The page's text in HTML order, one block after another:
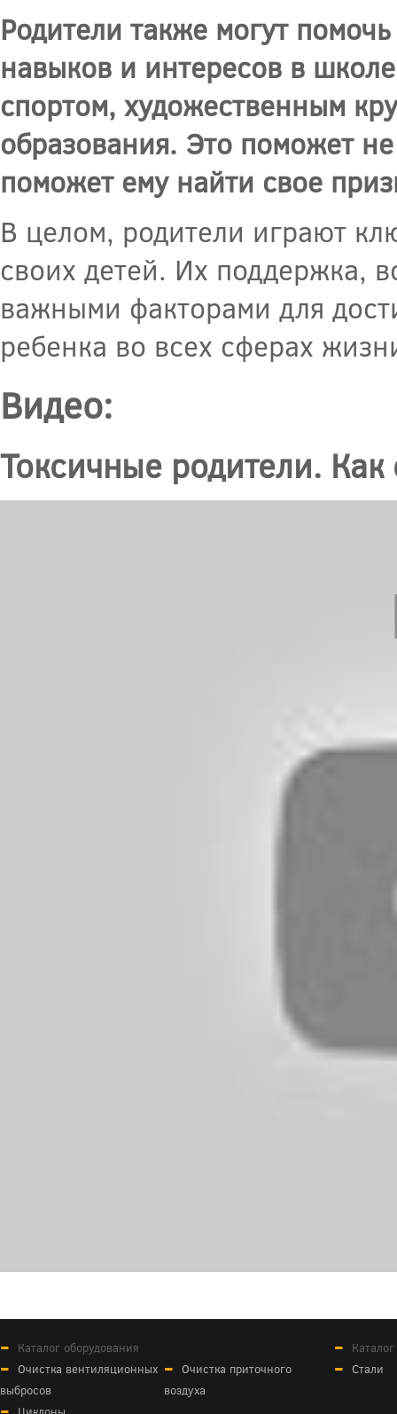
Родители также могут
навыков и интересов в
спортом, художественным
образования. Это поможет
поможет ему найти свое
В целом, родители играют
своих детей. Их поддержка,
важными факторами для
ребенка во всех сферах
Видео:
Токсичные родители.
Каталог оборудования
Очистка вентиляционных
выбросов
Очистка приточного
воздуха
Стали